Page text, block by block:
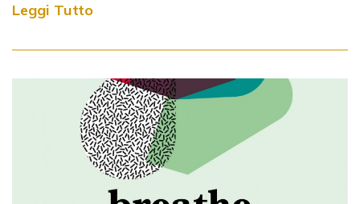
Leggi Tutto